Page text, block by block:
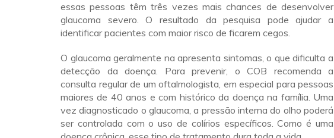
essas pessoas têm três vezes mais chances de desenvolver
glaucoma severo. O resultado da pesquisa pode ajudar a
identificar pacientes com maior risco de ficarem cegos.
O glaucoma geralmente na apresenta sintomas, o que dificulta a
detecção da doença. Para prevenir, o COB recomenda a
consulta regular de um oftalmologista, em especial para pessoas
maiores de 40 anos e com histórico da doença na família. Uma
vez diagnosticado o glaucoma, a pressão interna do olho poderá
ser controlada com o uso de colírios específicos. Como é uma